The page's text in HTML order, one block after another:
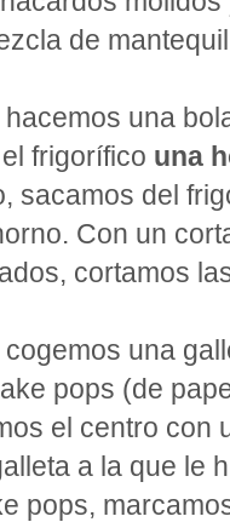
de
una
frigorífico una
sacamos del
Con un
cortamos
cogemos una
pops (de
el centro con
a la que le
pops,